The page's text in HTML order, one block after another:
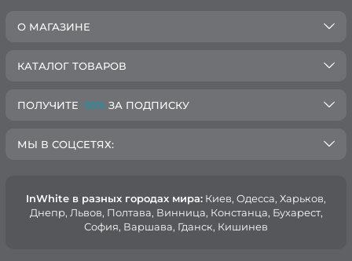
О МАГАЗИНЕ
КАТАЛОГ ТОВАРОВ
ПОЛУЧИТЕ -10% ЗА ПОДПИСКУ
МЫ В СОЦСЕТЯХ:
InWhite в разных городах мира: Киев, Oдесса, Харьков,
Днепр, Львов, Полтава, Винница, Констанца, Бухарест,
София, Варшава, Гданск, Кишинев